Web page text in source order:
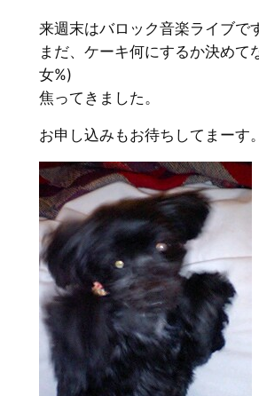
来週末はバロック音楽ライブで
まだ、ケーキ何にするか決めて
女%)
焦ってきました。
お申し込みもお待ちしてまーす。